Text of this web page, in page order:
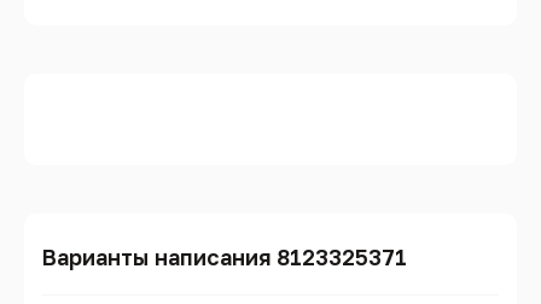
Варианты написания 8123325371